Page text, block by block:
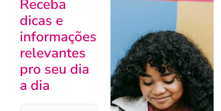
Receba
dicas e
informações
relevantes
pro seu dia
a dia